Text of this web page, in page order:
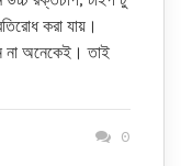
করা যায়।
না অনেকেই। তাই
0